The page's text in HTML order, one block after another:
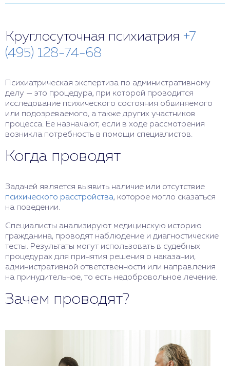
Круглосуточная психиатрия +7
(495) 128-74-68
Психиатрическая экспертиза по административному
делу — это процедура, при которой проводится
исследование психического состояния обвиняемого
или подозреваемого, а также других участников
процесса. Ее назначают, если в ходе рассмотрения
возникла потребность в помощи специалистов.
Когда проводят
Задачей является выявить наличие или отсутствие
психического расстройства, которое могло сказаться
на поведении.
Специалисты анализируют медицинскую историю
гражданина, проводят наблюдение и диагностические
тесты. Результаты могут использовать в судебных
процедурах для принятия решения о наказании,
административной ответственности или направления
на принудительное, то есть недобровольное лечение.
Зачем проводят?